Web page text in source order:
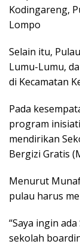
Kodingareng,
Lompo
Selain itu,
Lumu-Lumu,
di Kecamatan
Pada
program
mendirikan
Bergizi Gratis
Menurut
pulau harus
“Saya ingin
sekolah